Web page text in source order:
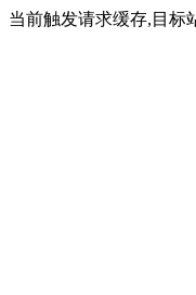
当前触发请求缓存,目标